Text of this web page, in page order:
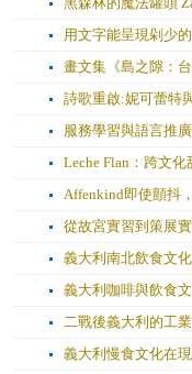
用文字能呈現剁少
畫文集《島之隙：
詩歌重啟:妮可蕾特
服務學習與語言推
Leche Flan：跨文
Affenkind即使顫抖
從故宮實習到策展
義大利南北飲食文
義大利咖啡與飲食
二戰後義大利的工
義大利慢食文化在